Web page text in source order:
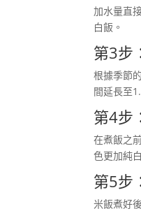
加水量直
白飯。
第3步
根據季節
間延長至
第4步
在煮飯之
色更加純
第5步
米飯煮好